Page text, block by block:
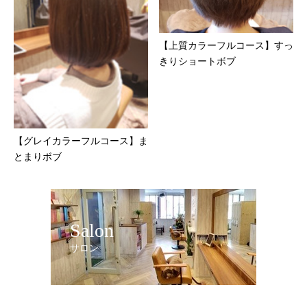
【グレイカラーフルコース】ま
とまりボブ
【上質カラーフルコース】すっ
きりショートボブ
Salon
サロン